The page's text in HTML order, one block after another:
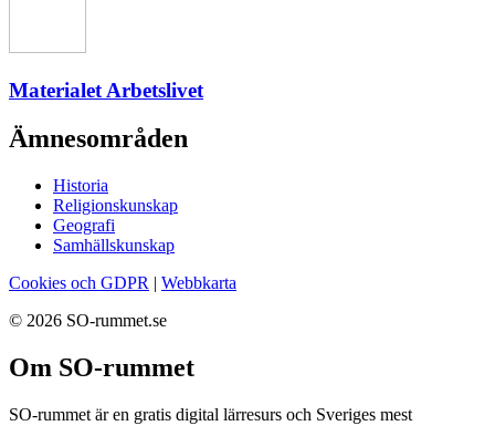
Materialet Arbetslivet
Ämnesområden
Historia
Religionskunskap
Geografi
Samhällskunskap
Cookies och GDPR | Webbkarta
© 2026 SO-rummet.se
Om SO-rummet
SO-rummet är en gratis digital lärresurs och Sveriges mest